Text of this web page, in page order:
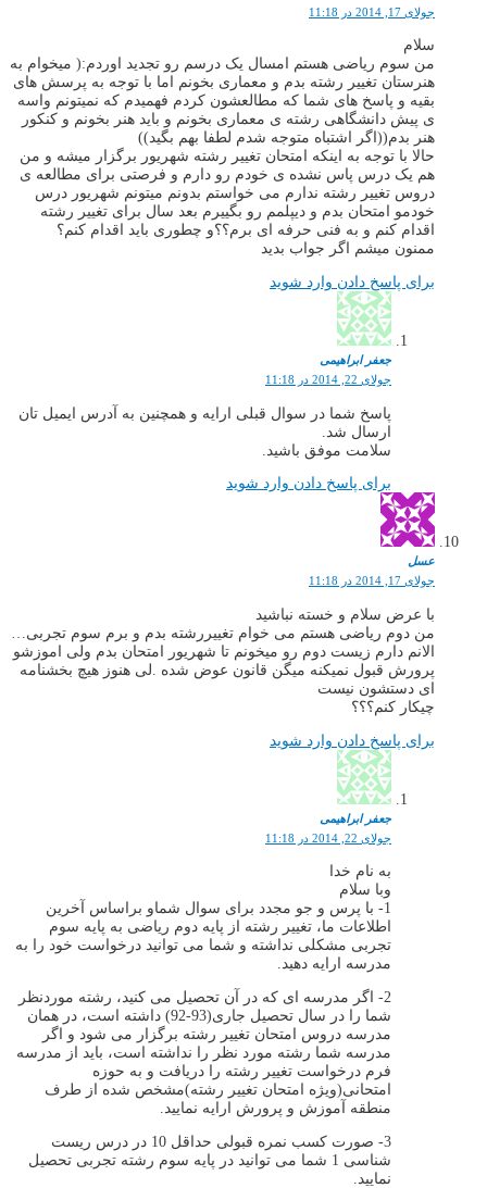
جولای 17, 2014 در 11:18
سلام
من سوم ریاضی هستم امسال یک درسم رو تجدید اوردم:( میخوام به
هنرستان تغییر رشته بدم و معماری بخونم اما با توجه به پرسش های
بقیه و پاسخ های شما که مطالعشون کردم فهمیدم که نمیتونم واسه
ی پیش دانشگاهی رشته ی معماری بخونم و باید هنر بخونم و کنکور
هنر بدم((اگر اشتباه متوجه شدم لطفا بهم بگید))
حالا با توجه به اینکه امتحان تغییر رشته شهریور برگزار میشه و من
هم یک درس پاس نشده ی خودم رو دارم و فرصتی برای مطالعه ی
دروس تغییر رشته ندارم می خواستم بدونم میتونم شهریور درس
خودمو امتحان بدم و دیپلمم رو بگییرم بعد سال برای تغییر رشته
اقدام کنم و به فنی حرفه ای برم؟؟و چطوری باید اقدام کنم؟
ممنون میشم اگر جواب بدید
برای پاسخ دادن وارد شوید
جعفر ابراهیمی
جولای 22, 2014 در 11:18
پاسخ شما در سوال قبلی ارایه و همچنین به آدرس ایمیل تان
ارسال شد.
سلامت موفق باشید.
برای پاسخ دادن وارد شوید
عسل
جولای 17, 2014 در 11:18
با عرض سلام و خسته نباشید
من دوم ریاضی هستم می خوام تغییررشته بدم و برم سوم تجربی…
الانم دارم زیست دوم رو میخونم تا شهریور امتحان بدم ولی اموزشو
پرورش قبول نمیکنه میگن قانون عوض شده .لی هنوز هیچ بخشنامه
ای دستشون نیست
چیکار کنم؟؟؟
برای پاسخ دادن وارد شوید
جعفر ابراهیمی
جولای 22, 2014 در 11:18
به نام خدا
وبا سلام
1- با پرس و جو مجدد برای سوال شماو براساس آخرین
اطلاعات ما، تغییر رشته از پایه دوم ریاضی به پایه سوم
تجربی مشکلی نداشته و شما می توانید درخواست خود را به
مدرسه ارایه دهید.
2- اگر مدرسه ای که در آن تحصیل می کنید، رشته موردنظر
شما را در سال تحصیل جاری(93-92) داشته است، در همان
مدرسه دروس امتحان تغییر رشته برگزار می شود و اگر
مدرسه شما رشته مورد نظر را نداشته است، باید از مدرسه
فرم درخواست تغییر رشته را دریافت و به حوزه
امتحانی(ویژه امتحان تغییر رشته)مشخص شده از طرف
منطقه آموزش و پرورش ارایه نمایید.
3- صورت کسب نمره قبولی حداقل 10 در درس ریست
شناسی 1 شما می توانید در پایه سوم رشته تجربی تحصیل
نمایید.